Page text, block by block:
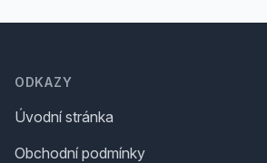
ODKAZY
Úvodní stránka
Obchodní podmínky